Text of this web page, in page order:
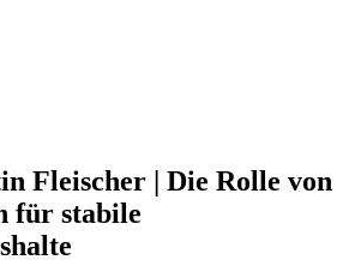
Fleischer | Die Rolle von
für stabile